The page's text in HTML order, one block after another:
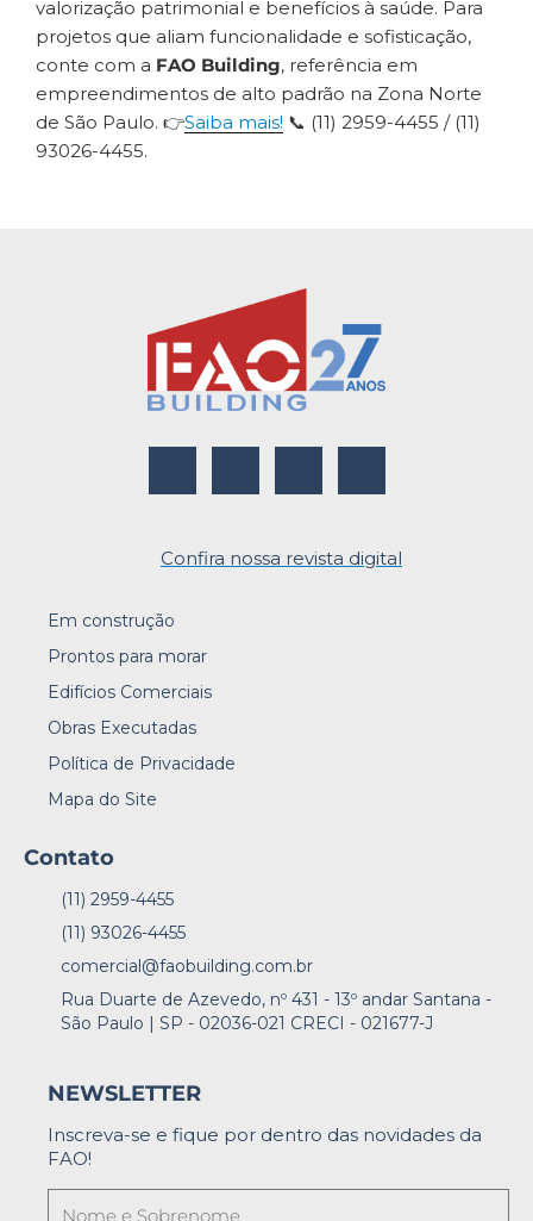
valorização patrimonial e benefícios à saúde. Para
projetos que aliam funcionalidade e sofisticação,
conte com a FAO Building, referência em
empreendimentos de alto padrão na Zona Norte
de São Paulo. 👉Saiba mais! 📞 (11) 2959-4455 / (11)
93026-4455.
Confira nossa revista digital
Em construção
Prontos para morar
Edifícios Comerciais
Obras Executadas
Política de Privacidade
Mapa do Site
Contato
(11) 2959-4455
(11) 93026-4455
comercial@faobuilding.com.br
Rua Duarte de Azevedo, nº 431 - 13º andar Santana -
São Paulo | SP - 02036-021 CRECI - 021677-J
NEWSLETTER
Inscreva-se e fique por dentro das novidades da
FAO!